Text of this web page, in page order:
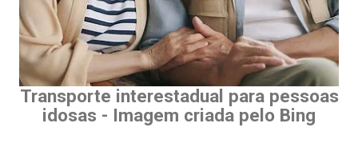
Transporte interestadual para pessoas
idosas - Imagem criada pelo Bing